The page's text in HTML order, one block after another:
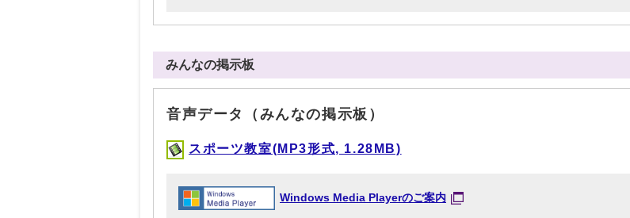
みんなの掲示板
音声データ（みんなの掲示板）
スポーツ教室(MP3形式, 1.28MB)
Windows Media Playerのご案内